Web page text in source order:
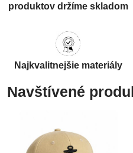
produktov držíme skladom
Najkvalitnejšie materiály
Navštívené